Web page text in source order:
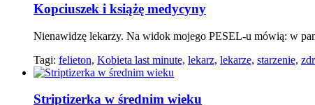
Kopciuszek i książę medycyny
Nienawidzę lekarzy. Na widok mojego PESEL-u mówią: w
Tagi: felieton, Kobieta last minute, lekarz, lekarze, starzenie,
Striptizerka w średnim wieku